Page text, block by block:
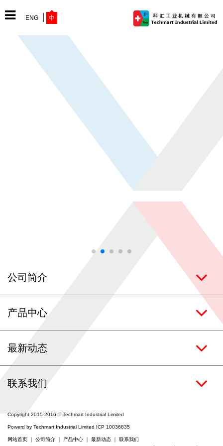
ENG 中
网站首页
涂层服务
公司简介
产品中心
最新动态
联系我们
Copyright 2015-2016 © Techmart Industrial Limited
Powerd by Techmart Industrial Limited ICP 10036835
网站首页 ｜ 公司简介 ｜ 产品中心 ｜ 最新动态 ｜ 联系我们